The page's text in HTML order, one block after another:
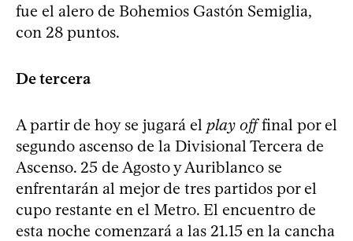
fue el alero de Bohemios Gastón Semiglia,
con 28 puntos.
De tercera
A partir de hoy se jugará el play offfinal por el
segundo ascenso de la Divisional Tercera de
Ascenso. 25 de Agosto y Auriblanco se
enfrentarán al mejor de tres partidos por el
cupo restante en el Metro. El encuentro de
esta noche comenzará a las 21.15 en la cancha